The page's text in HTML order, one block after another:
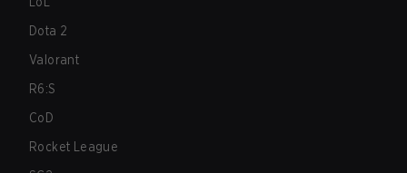
Dota 2
Valorant
R6:S
CoD
Rocket League